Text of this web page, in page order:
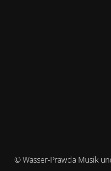
© Wasser-Prawda Musik